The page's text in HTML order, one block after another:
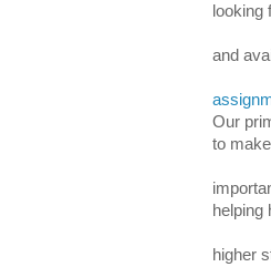
looking
and
Our
to
helping
higher